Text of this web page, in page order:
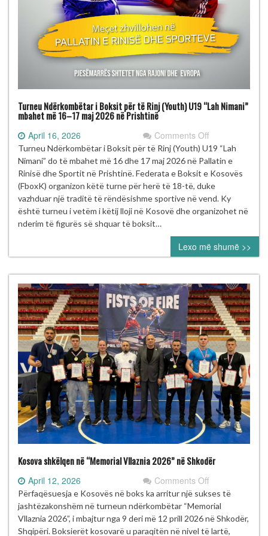
Turneu Ndërkombëtar i Boksit për të Rinj (Youth) U19 “Lah Nimani”
mbahet më 16–17 maj 2026 në Prishtinë
April 16, 2026 Comments Offon
Turneu
Ndërkombëtar
Boksit
për
të
(Youth)
U19
“Lah
Nimani”
mbahet
më
16–
17
maj
2026
në
Prishtinë
Turneu Ndërkombëtar i Boksit për të Rinj (Youth) U19 “Lah
Nimani” do të mbahet më 16 dhe 17 maj 2026 në Pallatin e
Rinisë dhe Sportit në Prishtinë. Federata e Boksit e Kosovës
(FboxK) organizon këtë turne për herë të 18-të, duke
vazhduar një traditë të rëndësishme sportive në vend. Ky
është turneu i vetëm i këtij lloji në Kosovë dhe organizohet në
nderim të figurës së shquar të boksit…
Lexo më shumë >>
Kosova shkëlqen në “Memorial Vllaznia 2026” në Shkodër
April 12, 2026 Comments Offon
Kosova
shkëlqen
në
“Memorial
Përfaqësuesja e Kosovës në boks ka arritur një sukses të
jashtëzakonshëm në turneun ndërkombëtar “Memorial
Vllaznia 2026”, i mbajtur nga 9 deri më 12 prill 2026 në Shkodër,
Shqipëri. Boksierët kosovarë u paraqitën në nivel të lartë,